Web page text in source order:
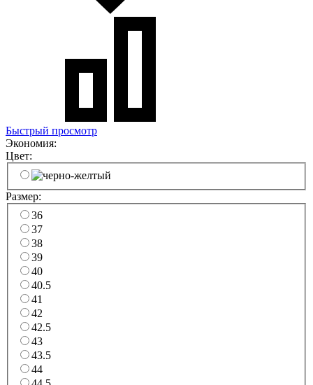
Быстрый просмотр
Экономия:
Цвет:
Размер:
36
37
38
39
40
40.5
41
42
42.5
43
43.5
44